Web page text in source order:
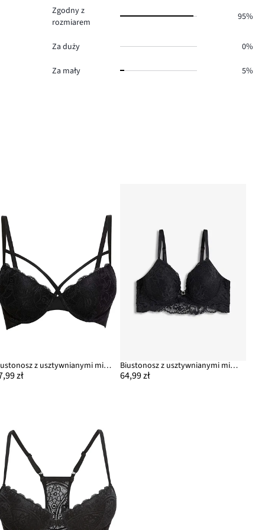
Zgodny z
rozmiarem
95%
Za duży 0%
Za mały 5%
Biustonosz z usztywnianymi miseczkami z delikatną koronką
zł
Biustonosz z usztywnianymi miseczkami z delikatną koronką
64,99 zł